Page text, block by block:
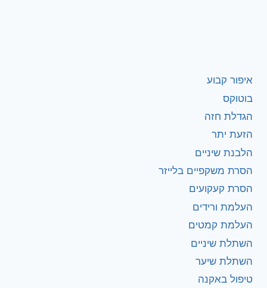
איפור קבוע
בוטוקס
הגדלת חזה
הזעת יתר
הלבנת שיניים
הסרת משקפיים בלייזר
הסרת קעקועים
העלמת ורידים
העלמת קמטים
השתלת שיניים
השתלת שיער
טיפול באקנה